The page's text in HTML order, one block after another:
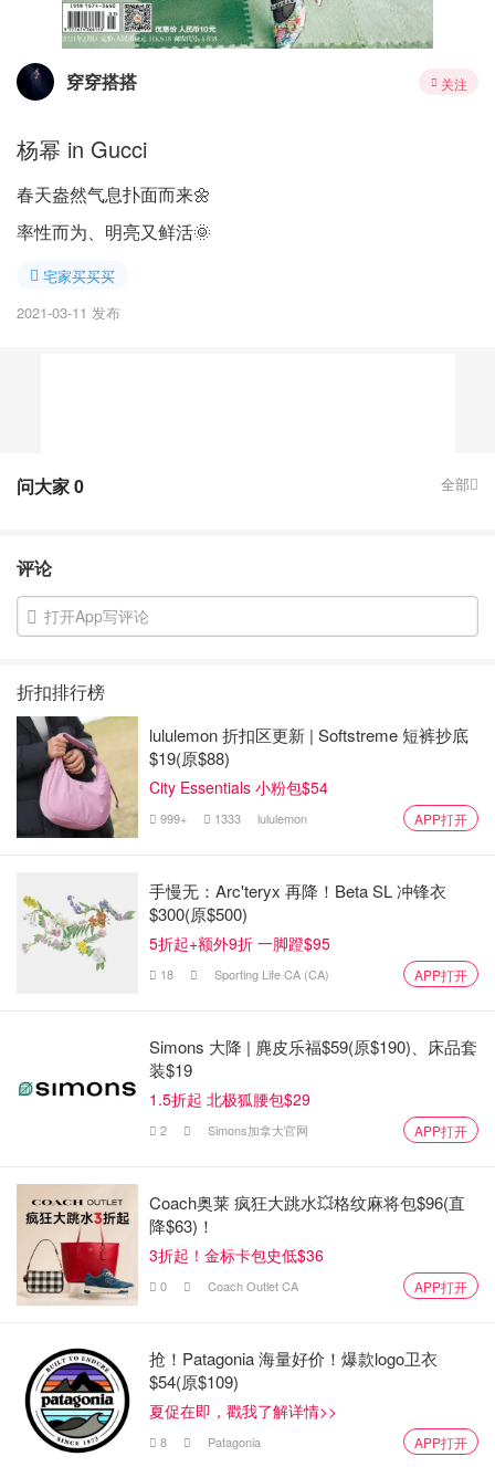
穿穿搭搭 关注
杨幂 in Gucci
春天盎然气息扑面而来🌼
率性而为、明亮又鲜活🌞
宅家买买买
2021-03-11 发布
问大家0 全部
评论
打开App写评论
折扣排行榜
lululemon 折扣区更新 | Softstreme 短裤抄底
$19(原$88)
City Essentials 小粉包$54
999+ 1333 lululemon APP打开
手慢无：Arc'teryx 再降！Beta SL 冲锋衣
$300(原$500)
5折起+额外9折 一脚蹬$95
18 Sporting Life CA (CA) APP打开
Simons 大降 | 麂皮乐福$59(原$190)、床品套
装$19
1.5折起 北极狐腰包$29
2 Simons加拿大官网 APP打开
Coach奥莱 疯狂大跳水💥格纹麻将包$96(直
降$63)！
3折起！金标卡包史低$36
0 Coach Outlet CA APP打开
抢！Patagonia 海量好价！爆款logo卫衣
$54(原$109)
夏促在即，戳我了解详情>>
8 Patagonia APP打开